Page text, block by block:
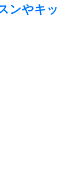
ンやキッ